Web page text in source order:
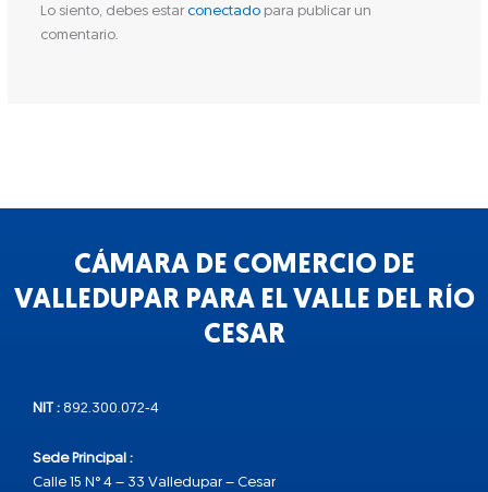
Lo siento, debes estar conectadopara publicar un
comentario.
CÁMARA DE COMERCIO DE
VALLEDUPAR PARA EL VALLE DEL RÍO
CESAR
NIT : 892.300.072-4
Sede Principal :
Calle 15 N° 4 – 33 Valledupar – Cesar